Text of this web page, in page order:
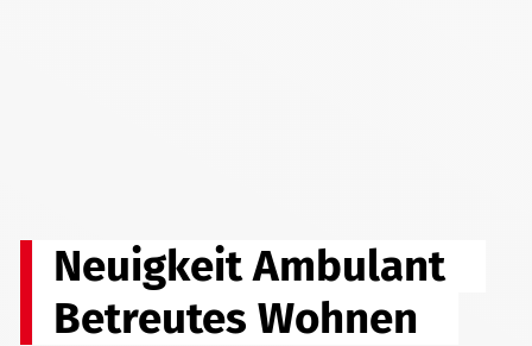
Neuigkeit Ambulant
Betreutes Wohnen